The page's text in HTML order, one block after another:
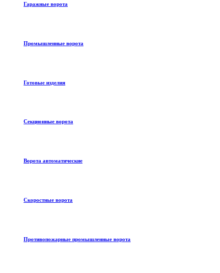
Гаражные ворота
Промышленные ворота
Готовые изделия
Секционные ворота
Ворота автоматические
Скоростные ворота
Противопожарные промышленные ворота